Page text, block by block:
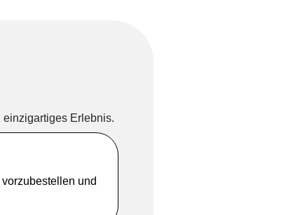
Erlebnis.
und